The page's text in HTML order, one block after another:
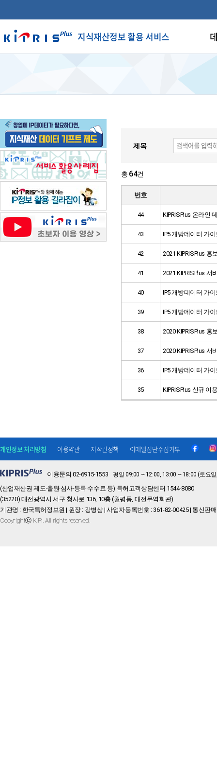
지식재산정보 활용 서비스
제목
총 64건
번호
44 KIPRISPlus 온라인
43 IP5 개방데이터 가
42 2021 KIPRISPlus 홍
41 2021 KIPRISPlus
40 IP5 개방데이터 가
39 IP5 개방데이터 가
38 2020 KIPRISPlus 홍
37 2020 KIPRISPlus
36 IP5 개방데이터 가
35 KIPRISPlus 신규 이
이용문의 02-6915-1553 평일 09:00 ~ 12:00, 13:00 ~ 18:00 (토요
(산업재산권 제도·출원·심사·등록·수수료 등) 특허고객상담센터 1544-8080
(35220) 대전광역시 서구 청사로 136, 10층 (월평동, 대전무역회관)
기관명 : 한국특허정보원 | 원장 : 강병삼 | 사업자등록번호 : 361-82-00425 | 통신판
Copyrightⓒ KIPI. All rights reserved.
개인정보 처리방침 이용약관 저작권정책 이메일집단수집거부